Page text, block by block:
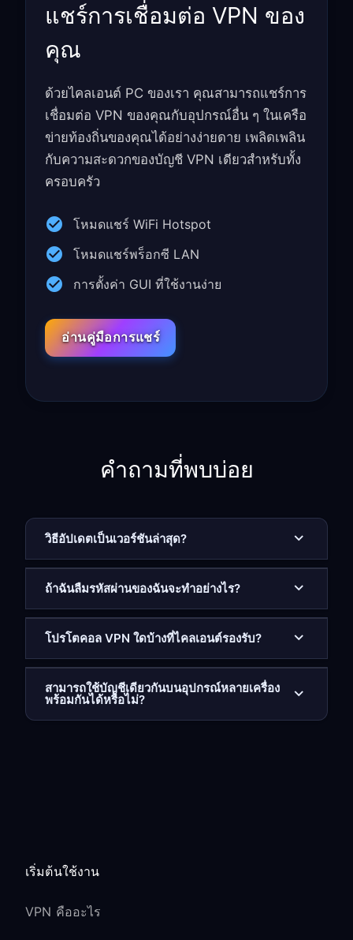
แชร์การเชื่อมต่อ VPN ของ
คุณ
ด้วยไคลเอนต์ PC ของเรา คุณสามารถแชร์การ
เชื่อมต่อ VPN ของคุณกับอุปกรณ์อื่น ๆ ในเครือ
ข่ายท้องถิ่นของคุณได้อย่างง่ายดาย เพลิดเพลิน
กับความสะดวกของบัญชี VPN เดียวสำหรับทั้ง
ครอบครัว
โหมดแชร์ WiFi Hotspot
โหมดแชร์พร็อกซี LAN
การตั้งค่า GUI ที่ใช้งานง่าย
อ่านคู่มือการแชร์
คำถามที่พบบ่อย
วิธีอัปเดตเป็นเวอร์ชันล่าสุด?
ถ้าฉันลืมรหัสผ่านของฉันจะทำอย่างไร?
โปรโตคอล VPN ใดบ้างที่ไคลเอนต์รองรับ?
สามารถใช้บัญชีเดียวกันบนอุปกรณ์หลายเครื่อง
พร้อมกันได้หรือไม่?
เริ่มต้นใช้งาน
VPN คืออะไร